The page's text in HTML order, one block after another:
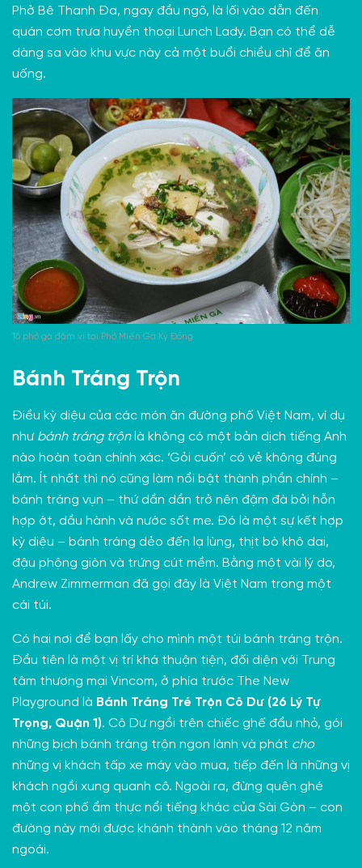
Phở Bê Thanh Đa, ngay đầu ngõ, là lối vào dẫn đến
quán cơm trưa huyền thoại Lunch Lady. Bạn có thể dễ
dàng sa vào khu vực này cả một buổi chiều chỉ để ăn
uống.
Tô phở gà đậm vị tại Phở Miến Gà Kỳ Đồng
Bánh Tráng Trộn
Điều kỳ diệu của các món ăn đường phố Việt Nam, ví dụ
như bánh tráng trộn là không có một bản dịch tiếng Anh
nào hoàn toàn chính xác. ‘Gỏi cuốn’ có vẻ không đúng
lắm. Ít nhất thì nó cũng làm nổi bật thành phần chính –
bánh tráng vụn – thứ dần dần trở nên đậm đà bởi hỗn
hợp ớt, dầu hành và nước sốt me. Đó là một sự kết hợp
kỳ diệu – bánh tráng dẻo đến lạ lùng, thịt bò khô dai,
đậu phộng giòn và trứng cút mềm. Bằng một vài lý do,
Andrew Zimmerman đã gọi đây là Việt Nam trong một
cái túi.
Có hai nơi để bạn lấy cho mình một túi bánh tráng trộn.
Đầu tiên là một vị trí khá thuận tiện, đối diện với Trung
tâm thương mại Vincom, ở phía trước The New
Playground là Bánh Tráng Tré Trộn Cô Dư (26 Lý Tự
Trọng, Quận 1). Cô Dư ngồi trên chiếc ghế đẩu nhỏ, gói
những bịch bánh tráng trộn ngon lành và phát cho
những vị khách tấp xe máy vào mua, tiếp đến là những vị
khách ngồi xung quanh cô. Ngoài ra, đừng quên ghé
một con phố ẩm thực nổi tiếng khác của Sài Gòn – con
đường này mới được khánh thành vào tháng 12 năm
ngoái.